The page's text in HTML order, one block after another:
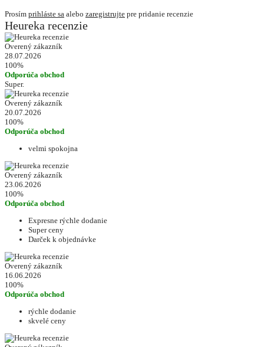
Prosím prihláste sa alebo zaregistrujte pre pridanie recenzie
Heureka recenzie
Overený zákazník
28.07.2026
100%
Odporúča obchod
Super.
Overený zákazník
20.07.2026
100%
Odporúča obchod
velmi spokojna
Overený zákazník
23.06.2026
100%
Odporúča obchod
Expresne rýchle dodanie
Super ceny
Darček k objednávke
Overený zákazník
16.06.2026
100%
Odporúča obchod
rýchle dodanie
skvelé ceny